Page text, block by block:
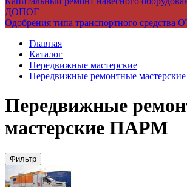
ДОПОГ
Одобрения типа транспортного средства
Главная
Каталог
Передвижные мастерские
Передвижные ремонтные
Передвижные
мастерские ПАРМ
Фильтр